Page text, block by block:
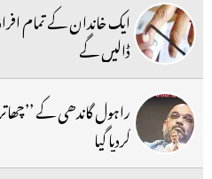
ایک خاندان کے تمام
ڈالیں گے
راہول گاندھی کے
کردیا گیا